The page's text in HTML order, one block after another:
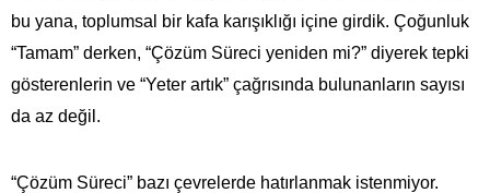
bu yana, toplumsal bir kafa karışıklığı içine girdik. Çoğunluk
“Tamam” derken, “Çözüm Süreci yeniden mi?” diyerek tepki
gösterenlerin ve “Yeter artık” çağrısında bulunanların sayısı
da az değil.
“Çözüm Süreci” bazı çevrelerde hatırlanmak istenmiyor.